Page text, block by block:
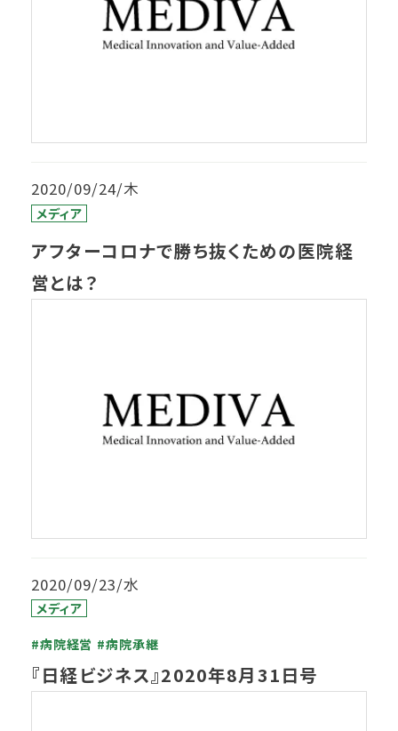
2020/09/24/木
メディア
アフターコロナで勝ち抜くための医院経
営とは？
2020/09/23/水
メディア
#病院経営 #病院承継
『日経ビジネス』2020年8月31日号